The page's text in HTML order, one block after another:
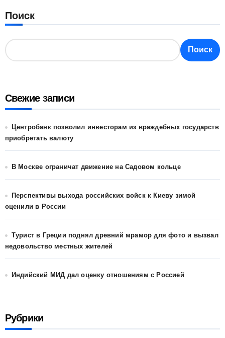
Поиск
Поиск
Свежие записи
Центробанк позволил инвесторам из враждебных государств
приобретать валюту
В Москве ограничат движение на Садовом кольце
Перспективы выхода российских войск к Киеву зимой
оценили в России
Турист в Греции поднял древний мрамор для фото и вызвал
недовольство местных жителей
Индийский МИД дал оценку отношениям с Россией
Рубрики